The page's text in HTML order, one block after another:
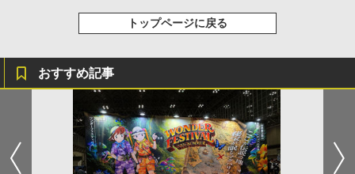
トップページに戻る
おすすめ記事